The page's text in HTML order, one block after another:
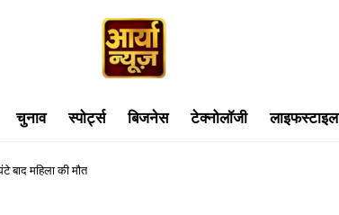
चुनाव स्पोर्ट्स बिजनेस टेक्नोलॉजी लाइफस्टाइल
महिला की मौत